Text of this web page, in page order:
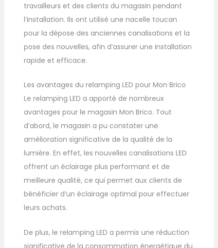
travailleurs et des clients du magasin pendant
l’installation. Ils ont utilisé une nacelle toucan
pour la dépose des anciennes canalisations et la
pose des nouvelles, afin d’assurer une installation
rapide et efficace.
Les avantages du relamping LED pour Mon Brico
Le relamping LED a apporté de nombreux
avantages pour le magasin Mon Brico. Tout
d’abord, le magasin a pu constater une
amélioration significative de la qualité de la
lumière. En effet, les nouvelles canalisations LED
offrent un éclairage plus performant et de
meilleure qualité, ce qui permet aux clients de
bénéficier d’un éclairage optimal pour effectuer
leurs achats.
De plus, le relamping LED a permis une réduction
significative de la consommation énergétique du